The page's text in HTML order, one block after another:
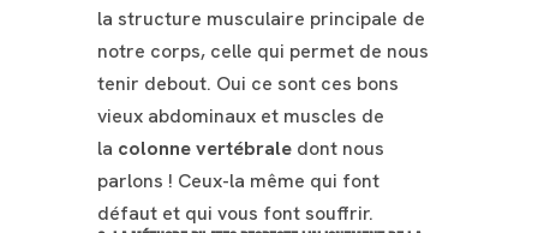
la structure musculaire principale de
notre corps, celle qui permet de nous
tenir debout. Oui ce sont ces bons
vieux abdominaux et muscles de
la colonne vertébraledont nous
parlons ! Ceux-la même qui font
défaut et qui vous font souffrir.